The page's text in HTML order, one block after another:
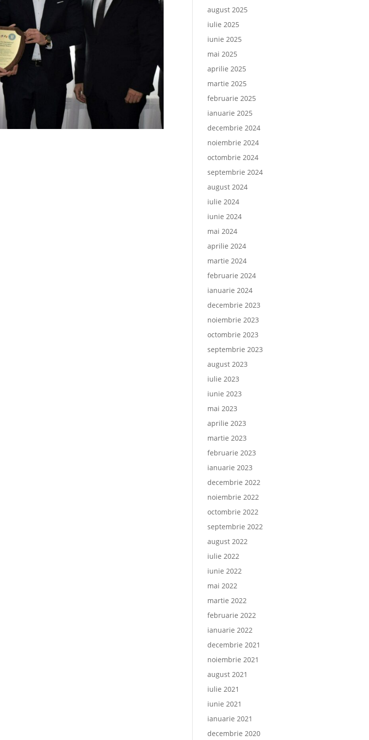
august 2025
iulie 2025
iunie 2025
mai 2025
aprilie 2025
martie 2025
februarie 2025
ianuarie 2025
decembrie 2024
noiembrie 2024
octombrie 2024
septembrie 2024
august 2024
iulie 2024
iunie 2024
mai 2024
aprilie 2024
martie 2024
februarie 2024
ianuarie 2024
decembrie 2023
noiembrie 2023
octombrie 2023
septembrie 2023
august 2023
iulie 2023
iunie 2023
mai 2023
aprilie 2023
martie 2023
februarie 2023
ianuarie 2023
decembrie 2022
noiembrie 2022
octombrie 2022
septembrie 2022
august 2022
iulie 2022
iunie 2022
mai 2022
martie 2022
februarie 2022
ianuarie 2022
decembrie 2021
noiembrie 2021
august 2021
iulie 2021
iunie 2021
ianuarie 2021
decembrie 2020